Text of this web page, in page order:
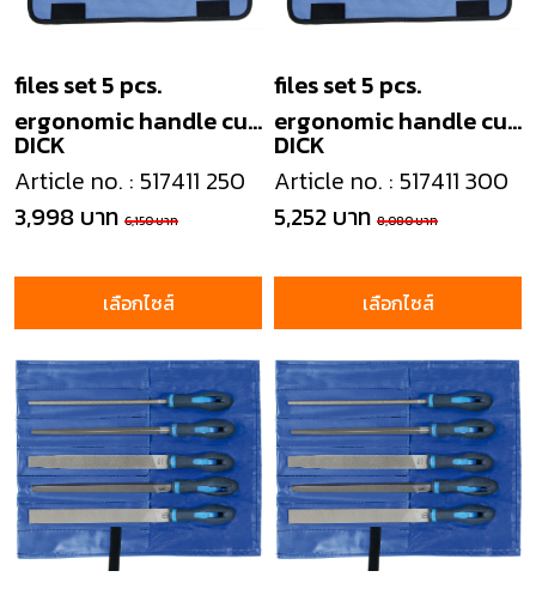
DICK
files set 5 pcs.
ergonomic handle cut
2
Article no. : 517411 250
3,998 บาท 6,150 บาท
เลือกไซส์
DICK
files set 5 pcs.
ergonomic handle cut
2
Article no. : 517411 300
5,252 บาท 8,080 บาท
เลือกไซส์